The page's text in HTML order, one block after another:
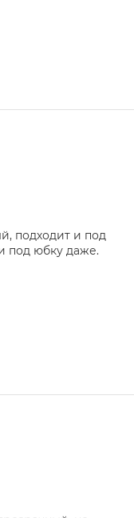
подходит и под
под юбку даже.